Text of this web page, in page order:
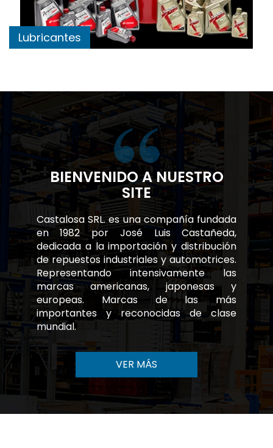
Lubricantes
BIENVENIDO A NUESTRO
SITE
Castalosa SRL. es una compañía fundada
en 1982 por José Luis Castañeda,
dedicada a la importación y distribución
de repuestos industriales y automotrices.
Representando intensivamente las
marcas americanas, japonesas y
europeas. Marcas de las más
importantes y reconocidas de clase
mundial.
VER MÁS